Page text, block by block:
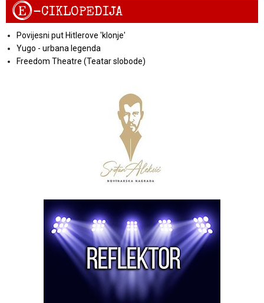
E-CIKLOPEDIJA
Povijesni put Hitlerove 'klonje'
Yugo - urbana legenda
Freedom Theatre (Teatar slobode)